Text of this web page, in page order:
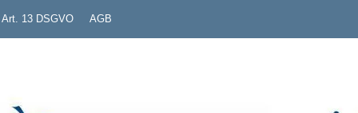
13 DSGVO AGB
Niedersachsen